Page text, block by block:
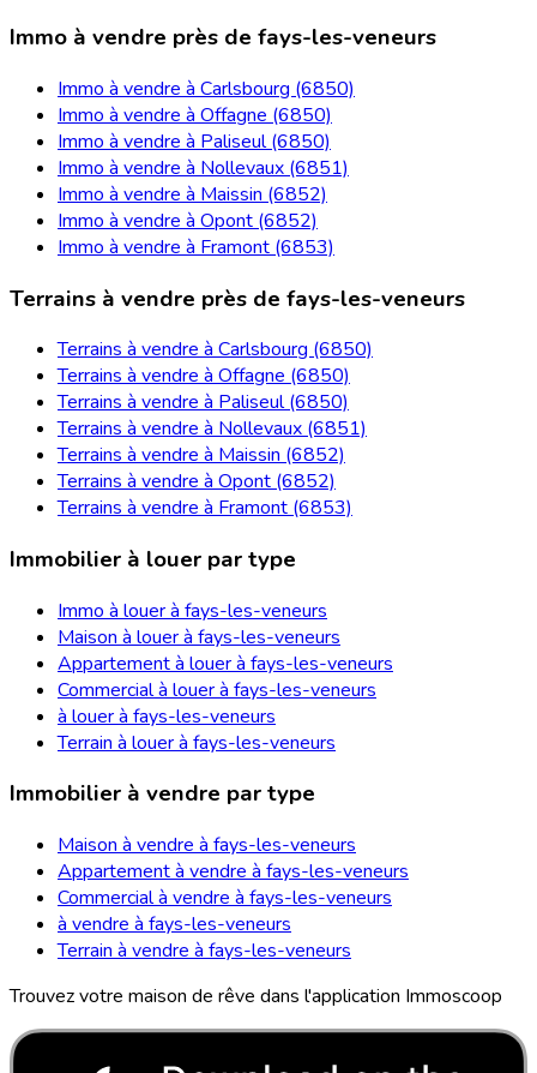
Immo à vendre près de fays-les-veneurs
Immo à vendre à Carlsbourg (6850)
Immo à vendre à Offagne (6850)
Immo à vendre à Paliseul (6850)
Immo à vendre à Nollevaux (6851)
Immo à vendre à Maissin (6852)
Immo à vendre à Opont (6852)
Immo à vendre à Framont (6853)
Terrains à vendre près de fays-les-veneurs
Terrains à vendre à Carlsbourg (6850)
Terrains à vendre à Offagne (6850)
Terrains à vendre à Paliseul (6850)
Terrains à vendre à Nollevaux (6851)
Terrains à vendre à Maissin (6852)
Terrains à vendre à Opont (6852)
Terrains à vendre à Framont (6853)
Immobilier à louer par type
Immo à louer à fays-les-veneurs
Maison à louer à fays-les-veneurs
Appartement à louer à fays-les-veneurs
Commercial à louer à fays-les-veneurs
à louer à fays-les-veneurs
Terrain à louer à fays-les-veneurs
Immobilier à vendre par type
Maison à vendre à fays-les-veneurs
Appartement à vendre à fays-les-veneurs
Commercial à vendre à fays-les-veneurs
à vendre à fays-les-veneurs
Terrain à vendre à fays-les-veneurs
Trouvez votre maison de rêve dans l'application Immoscoop